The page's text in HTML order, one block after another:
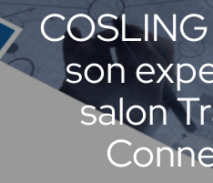
son
salon